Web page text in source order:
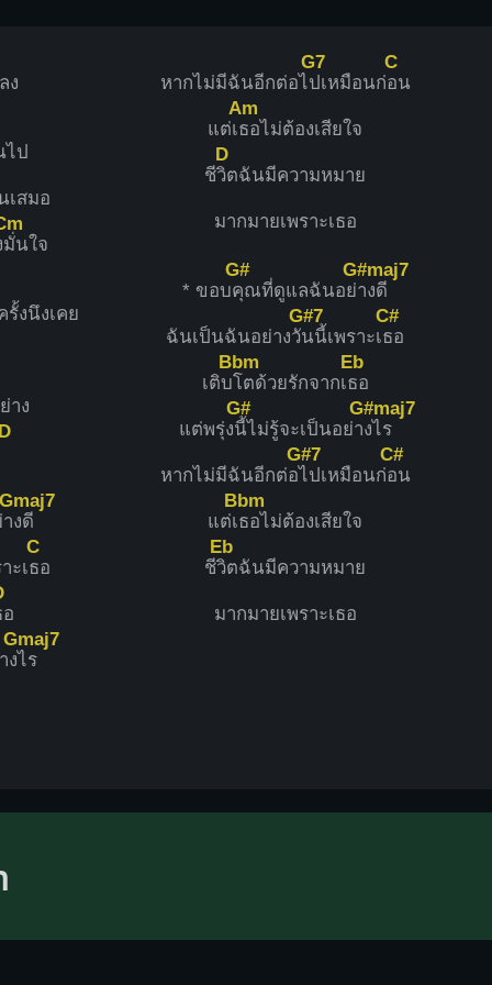
ง
ไป
เสมอ
มั่นใจ
งนึงเคย
าง
งดี
ะเ
C
ธอ
ง
Gmaj7
ไร
หากไม่มีฉันอีกต่อไ
G7
ปเหมือนก่
C
อน
แต่เ
Am
ธอไม่ต้องเสียใจ
ชี
D
วิตฉันมีความหมาย
มากมายเพราะเธอ
* ขอบ
G#
คุณที่ดูแลฉันอย่
G#maj7
างดี
ฉันเป็นฉันอย่างวั
G#7
นนี้เพราะเ
C#
ธอ
เติบ
Bbm
โตด้วยรักจากเ
Eb
ธอ
แต่พรุ่ง
G#
นี้ไม่รู้จะเป็นอย่า
G#maj7
งไร
หากไม่มีฉันอีกต่อ
G#7
ไปเหมือนก่
C#
อน
แต่เ
Bbm
ธอไม่ต้องเสียใจ
ชี
Eb
วิตฉันมีความหมาย
มากมายเพราะเธอ